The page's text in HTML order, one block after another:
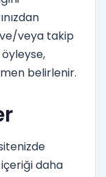
veya takip
belirlenir.
daha